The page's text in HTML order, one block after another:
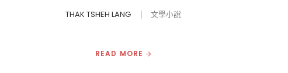
THAK TSHEH LANG 文學小說
READ MORE